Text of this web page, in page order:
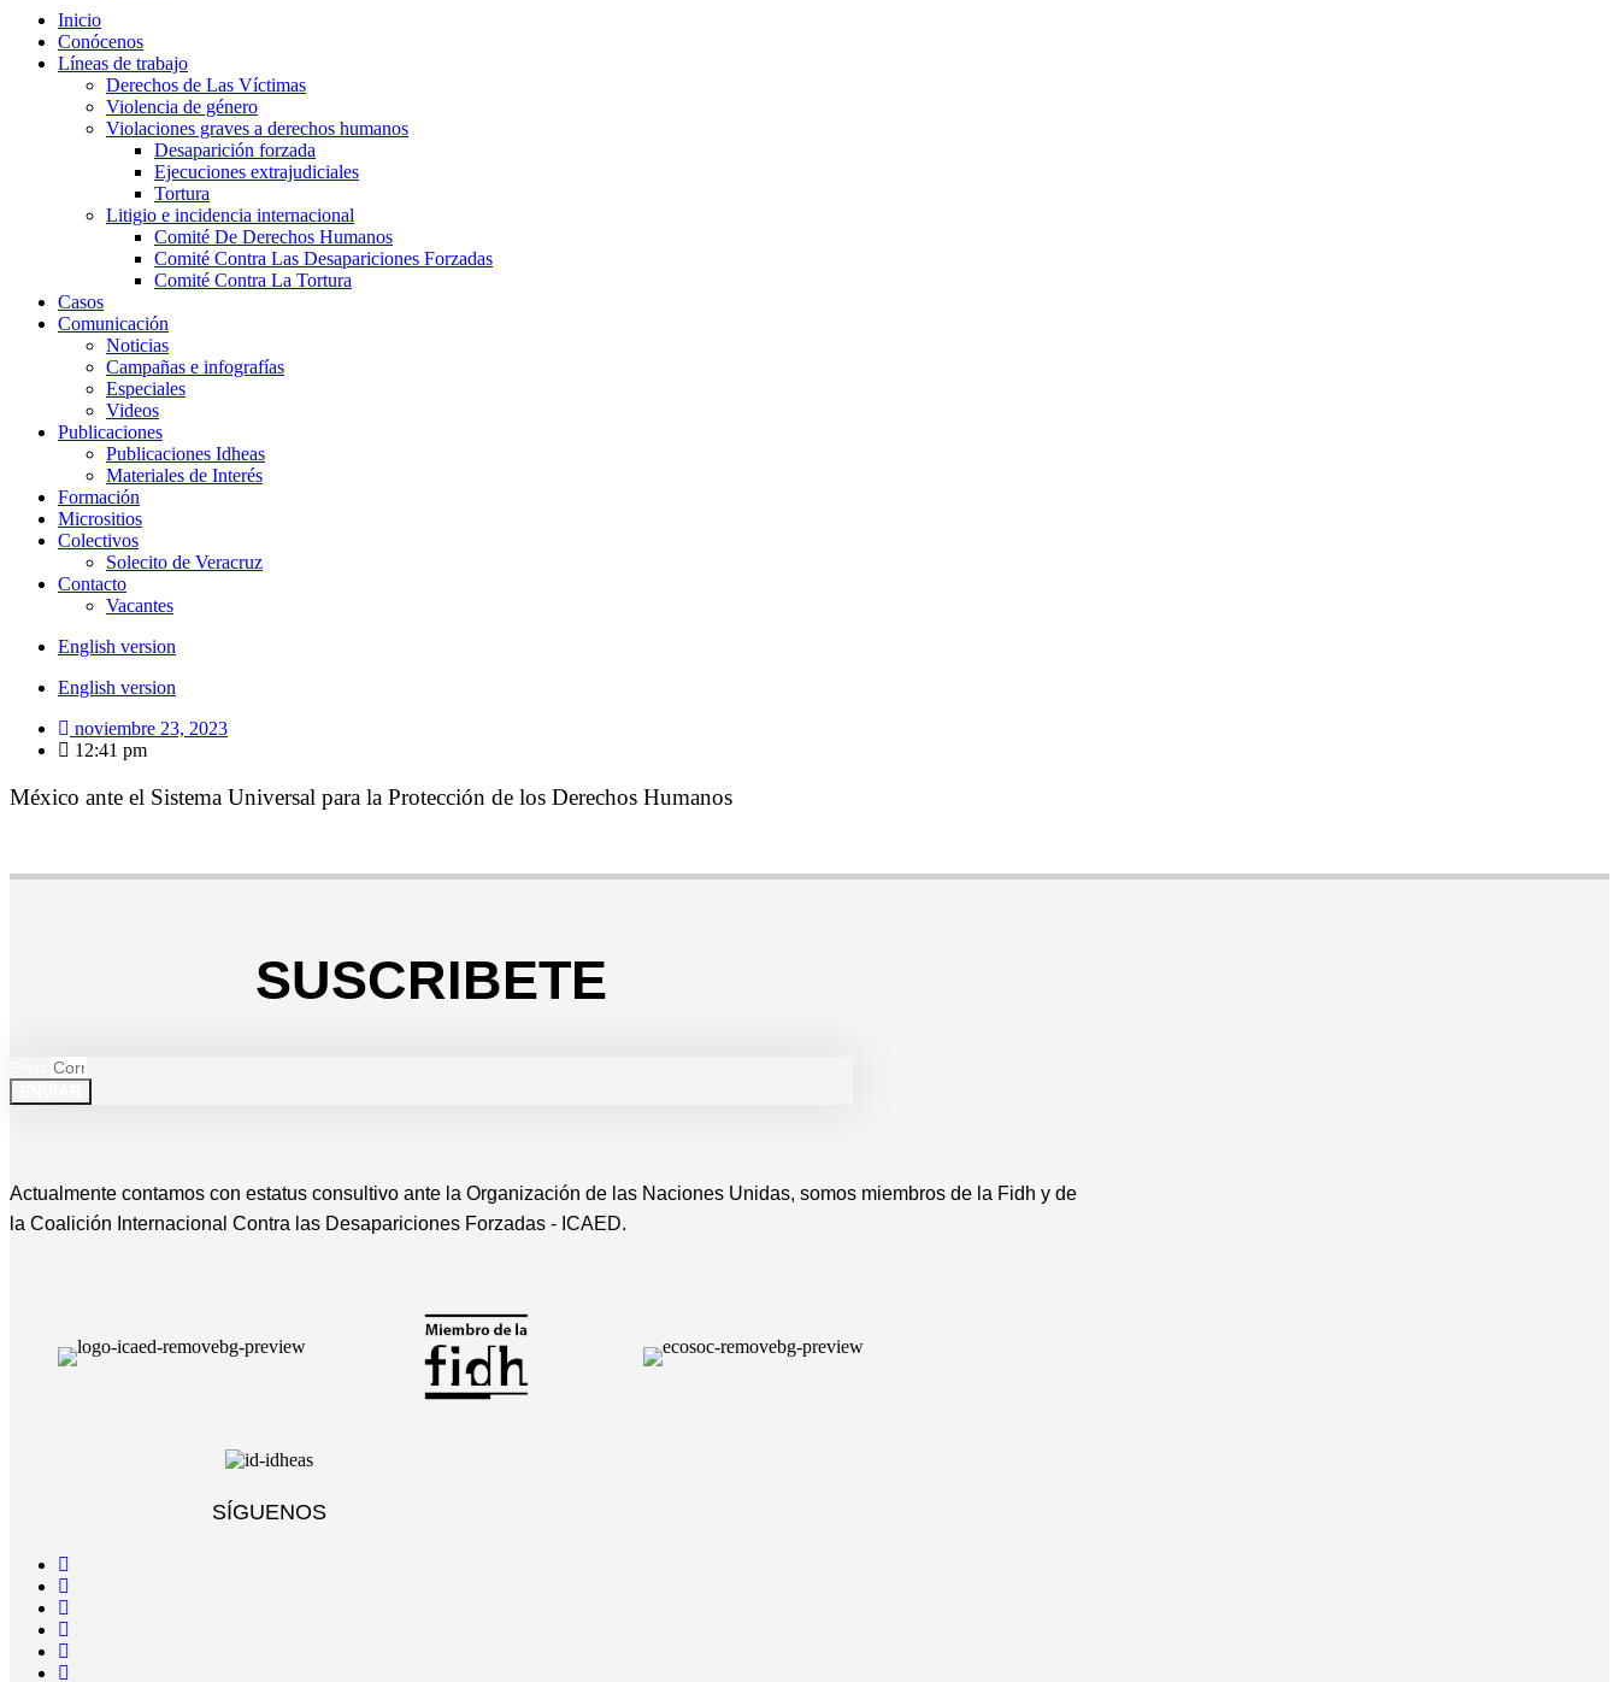
Inicio
Conócenos
Líneas de trabajo
Derechos de Las Víctimas
Violencia de género
Violaciones graves a derechos humanos
Desaparición forzada​
Ejecuciones extrajudiciales
Tortura
Litigio e incidencia internacional
Comité De Derechos Humanos​
Comité Contra Las Desapariciones Forzadas
Comité Contra La Tortura​
Casos
Comunicación
Noticias
Campañas e infografías
Especiales
Videos
Publicaciones
Publicaciones Idheas
Materiales de Interés
Formación
Micrositios
Colectivos
Solecito de Veracruz
Contacto
Vacantes
English version
English version
noviembre 23, 2023
12:41 pm
México ante el Sistema Universal para la Protección de los Derechos Humanos
SUSCRIBETE
Actualmente contamos con estatus consultivo ante la Organización de las Naciones Unidas, somos miembros de la Fidh y de
la Coalición Internacional Contra las Desapariciones Forzadas - ICAED.
SÍGUENOS